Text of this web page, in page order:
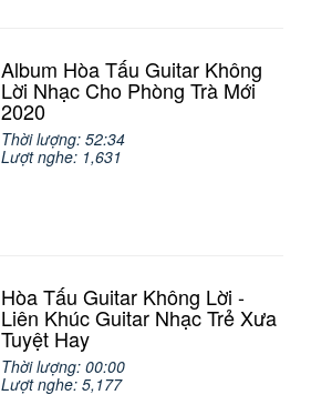
Album Hòa Tấu Guitar Không
Lời Nhạc Cho Phòng Trà Mới
2020
Thời lượng: 52:34
Lượt nghe: 1,631
Hòa Tấu Guitar Không Lời -
Liên Khúc Guitar Nhạc Trẻ Xưa
Tuyệt Hay
Thời lượng: 00:00
Lượt nghe: 5,177